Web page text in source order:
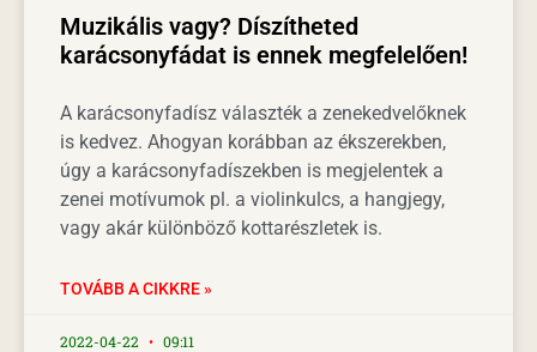
Muzikális vagy? Díszítheted
karácsonyfádat is ennek megfelelően!
A karácsonyfadísz választék a zenekedvelőknek
is kedvez. Ahogyan korábban az ékszerekben,
úgy a karácsonyfadíszekben is megjelentek a
zenei motívumok pl. a violinkulcs, a hangjegy,
vagy akár különböző kottarészletek is.
TOVÁBB A CIKKRE »
2022-04-22 09:11